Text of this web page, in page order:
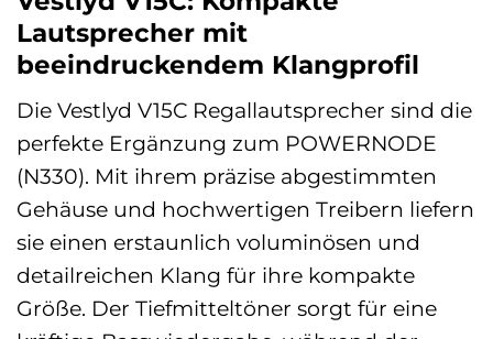
Lautsprecher mit
beeindruckendem Klangprofil
Die Vestlyd V15C Regallautsprecher sind die
perfekte Ergänzung zum POWERNODE
(N330). Mit ihrem präzise abgestimmten
Gehäuse und hochwertigen Treibern liefern
sie einen erstaunlich voluminösen und
detailreichen Klang für ihre kompakte
Größe. Der Tiefmitteltöner sorgt für eine